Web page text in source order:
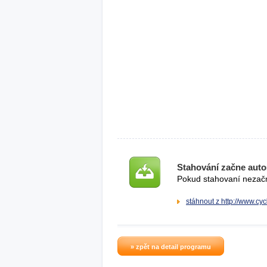
Stahování začne
Pokud stahovaní
stáhnout z http://
» zpět na detail programu